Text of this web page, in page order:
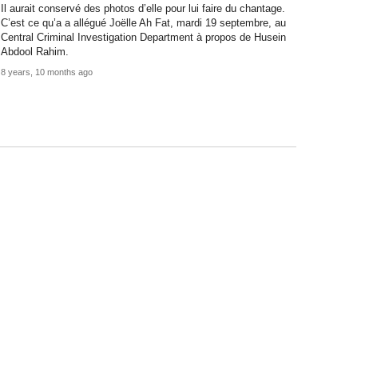
Il aurait conservé des photos d’elle pour lui faire du chantage.
C’est ce qu’a a allégué Joëlle Ah Fat, mardi 19 septembre, au
Central Criminal Investigation Department à propos de Husein
Abdool Rahim.
8 years, 10 months ago